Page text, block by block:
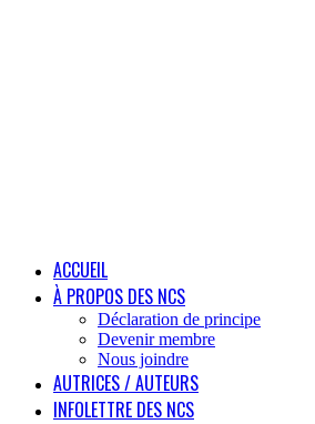
ACCUEIL
À PROPOS DES NCS
Déclaration de principe
Devenir membre
Nous joindre
AUTRICES / AUTEURS
INFOLETTRE DES NCS